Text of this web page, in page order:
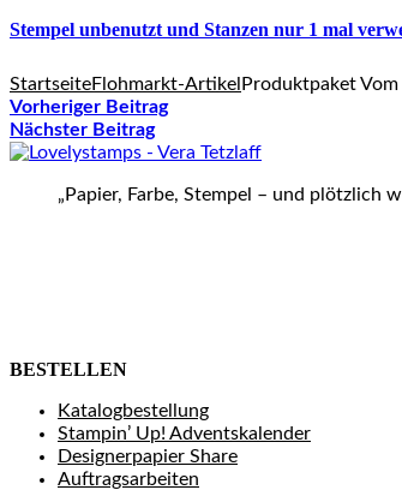
Stempel unbenutzt und Stanzen nur 1 mal
StartseiteFlohmarkt-Artikel Produktpaket Vom
Vorheriger Beitrag
Nächster Beitrag
„Papier, Farbe, Stempel – und plötzlich
BESTELLEN
Katalogbestellung
Stampin’ Up! Adventskalender
Designerpapier Share
Auftragsarbeiten